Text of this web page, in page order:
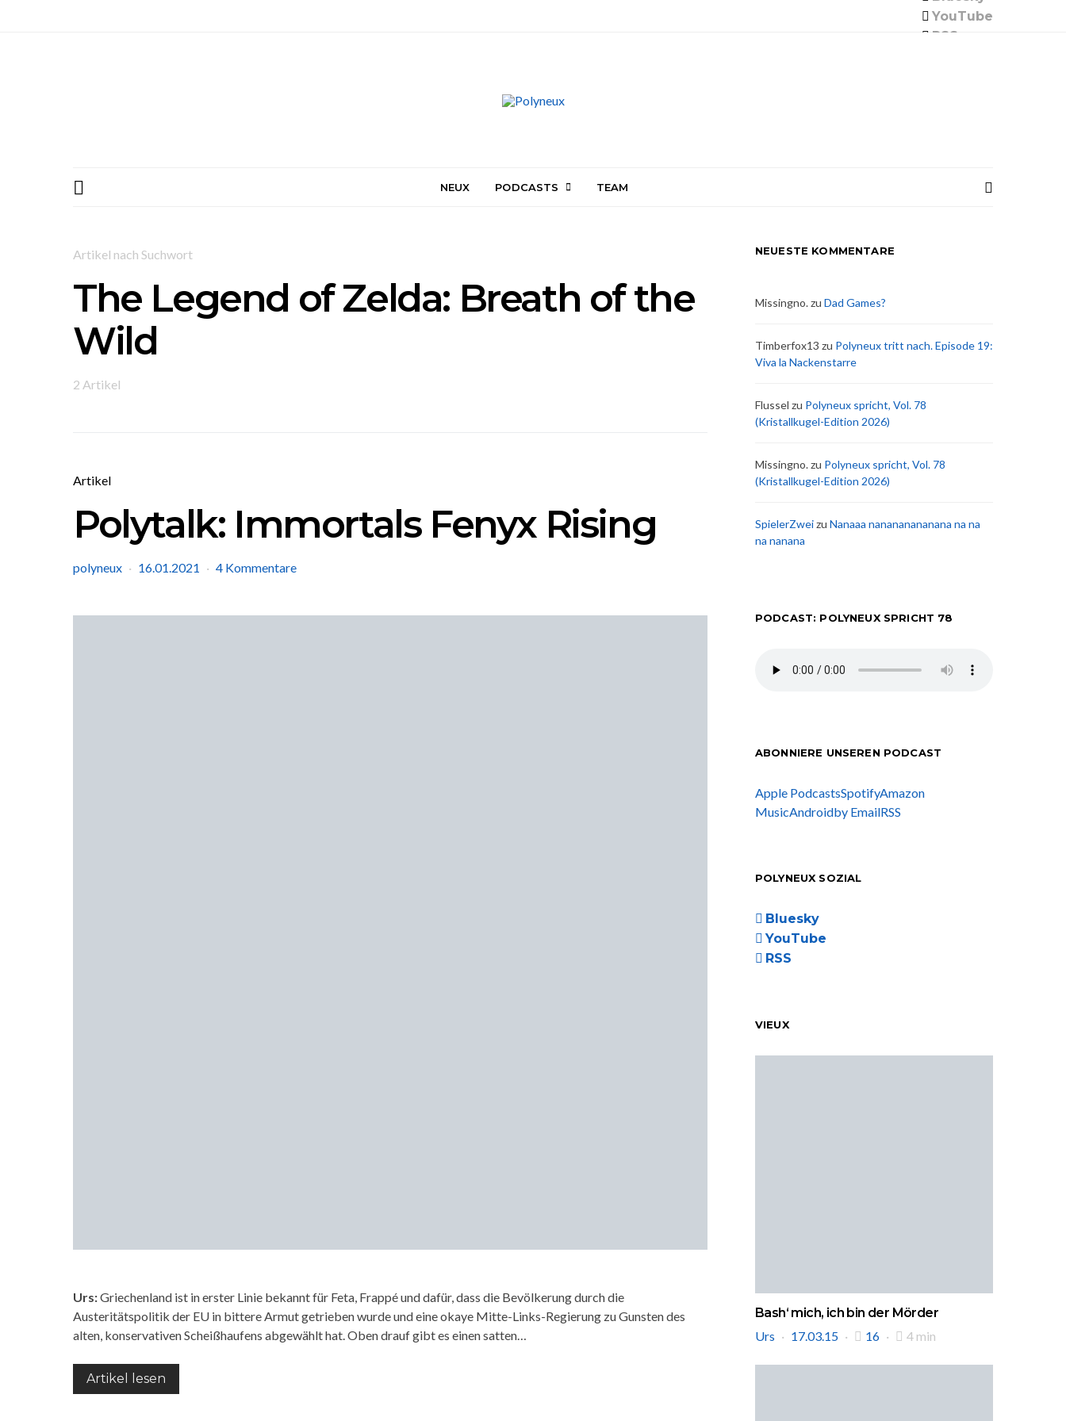
YouTube
RSS
NEUX PODCASTS TEAM
Artikel nach Suchwort
The Legend of Zelda: Breath of the
Wild
2 Artikel
Artikel
Polytalk: Immortals Fenyx Rising
polyneux 16.01.2021 4 Kommentare
Urs:Griechenland ist in erster Linie bekannt für Feta, Frappé und dafür, dass die Bevölkerung durch die
Austeritätspolitik der EU in bittere Armut getrieben wurde und eine okaye Mitte-Links-Regierung zu Gunsten des
alten, konservativen Scheißhaufens abgewählt hat. Oben drauf gibt es einen satten…
Artikel lesen
NEUESTE KOMMENTARE
Missingno.zu Dad Games?
Timberfox13 zu Polyneux tritt nach. Episode 19:
Viva la Nackenstarre
Flussel zu Polyneux spricht, Vol. 78
(Kristallkugel-Edition 2026)
Missingno.zu Polyneux spricht, Vol. 78
(Kristallkugel-Edition 2026)
SpielerZweizu Nanaaa nanananananana na na
na nanana
PODCAST: POLYNEUX SPRICHT 78
ABONNIERE UNSEREN PODCAST
Apple PodcastsSpotifyAmazon
MusicAndroidby EmailRSS
POLYNEUX SOZIAL
Bluesky
YouTube
RSS
VIEUX
Bash‘ mich, ich bin der Mörder
Urs
17.03.15 16 4 min